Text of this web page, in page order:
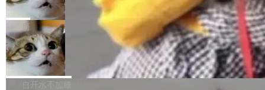
里日夜不停地"烧钱"。 复盘显示，...
ding in silos"——各自为战，互不通气。 这个判
断从他嘴里说出来分量不同。Hugging Face 是
全球最大的开源 AI 平台，上面跑着上百万个模
型。谁在开源赛道上领先，...
家居控制、家庭实验室，都算稀奇事。 Crawsh
aw 是 Shelley 的作者，一个开源 AI coding age
nt。他最近在博客上写了一篇文章，核心论点很
简单：开发者工具必须开源。 理由不是传统的自
由软件情怀，而是一个跟 AI agent 直接相关的
技术判断。 两行 prompt 就能个性化任何软件 C
网最大规模开源 Agent 路演现场诞生
一条内测招募帖，发出去的时候大概没人想到它
会变成一场开源 Agent 生态的路演。 8月1日，
DeepSeek Harness 团队负责人崔添翼（tiany
i）在 X 上发帖： 「如果你是 Agent Harness 相
关开源项目的开发者，希望参加 DeepSeek Har
ness 的内测，可以回复或私信联系我。请附上
局
商汤 SenseNova U1.5-Lite-Preview
开源
商汤科技宣布面向社区开源轻量级统一多模态模
型的预览版本 SenseNova U1.5-Lite-Preview。
白开水不加糖